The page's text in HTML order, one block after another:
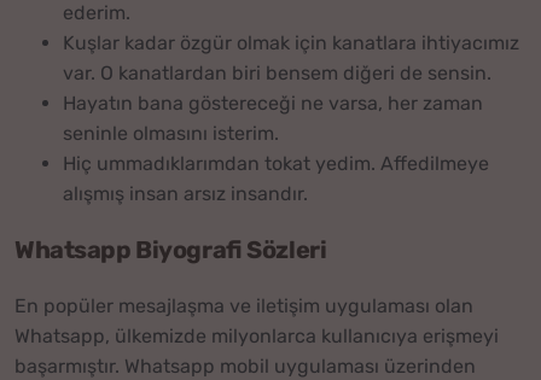
ederim.
Kuşlar kadar özgür olmak için kanatlara ihtiyacımız
var. O kanatlardan biri bensem diğeri de sensin.
Hayatın bana göstereceği ne varsa, her zaman
seninle olmasını isterim.
Hiç ummadıklarımdan tokat yedim. Affedilmeye
alışmış insan arsız insandır.
Whatsapp Biyografi Sözleri
En popüler mesajlaşma ve iletişim uygulaması olan
Whatsapp, ülkemizde milyonlarca kullanıcıya erişmeyi
başarmıştır. Whatsapp mobil uygulaması üzerinden